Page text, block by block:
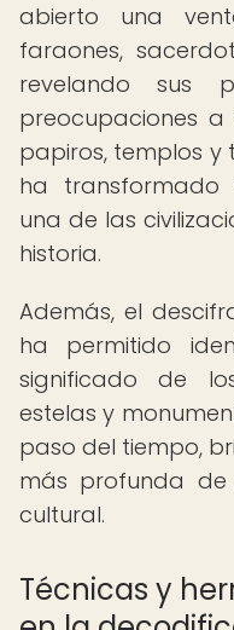
abierto una
faraones,
revelando sus
preocupaciones
papiros, templos y
ha transformado
una de las
historia.
Además, el
ha permitido
significado de
estelas y
paso del tiempo,
más profunda de
cultural.
Técnicas y